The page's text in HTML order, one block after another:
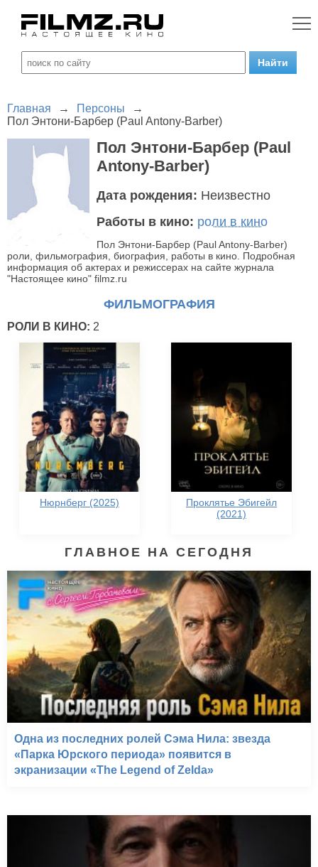
Главная → Персоны
→
Пол Энтони-Барбер (Paul Antony-Barber)
Пол Энтони-Барбер (Paul
Antony-Barber)
Дата рождения: Неизвестно
Работы в кино: роли в кино
Пол Энтони-Барбер (Paul Antony-Barber)
роли, фильмография, биография, работы в кино. Подробная
информация об актерах и режиссерах на сайте журнала
"Настоящее кино" filmz.ru
ФИЛЬМОГРАФИЯ
РОЛИ В КИНО: 2
Нюрнберг (2025)
Проклятье Эбигейл
(2021)
ГЛАВНОЕ НА СЕГОДНЯ
Одна из последних ролей Сэма Нила: звезда
«Парка Юрского периода» появится в
экранизации «The Legend of Zelda»